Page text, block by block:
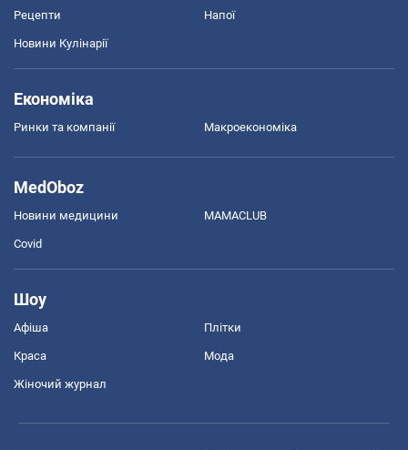
Рецепти Напої
Новини Кулінарії
Економіка
Ринки та компанії Макроекономіка
MedOboz
Новини медицини MAMACLUB
Covid
Шоу
Афіша Плітки
Краса Мода
Жіночий журнал